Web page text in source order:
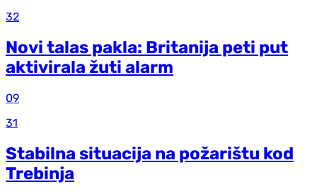
32
Novi talas pakla: Britanija peti put
aktivirala žuti alarm
09
31
Stabilna situacija na požarištu kod
Trebinja